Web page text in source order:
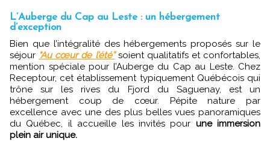
L’Auberge du Cap au Leste : un hébergement
d’exception
Bien que l’intégralité des hébergements proposés sur le
séjour "Au cœur de l’été”soient qualitatifs et confortables,
mention spéciale pour l’Auberge du Cap au Leste. Chez
Receptour, cet établissement typiquement Québécois qui
trône sur les rives du Fjord du Saguenay, est un
hébergement coup de cœur. Pépite nature par
excellence avec une des plus belles vues panoramiques
du Québec, il accueille les invités pour une immersion
plein air unique.